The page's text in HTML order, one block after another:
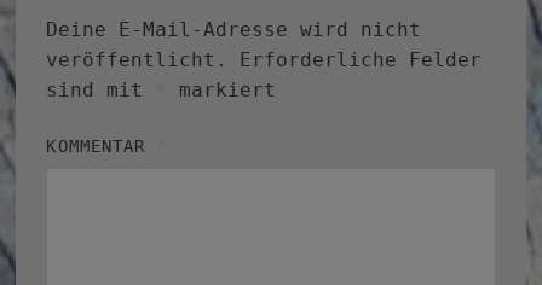
Deine E-Mail-Adresse wird nicht
veröffentlicht.
Erforderliche Felder
sind mit
markiert
KOMMENTAR